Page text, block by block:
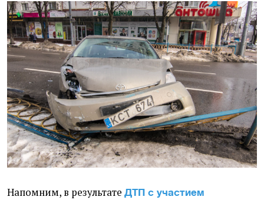
Напомним, в результате ДТП с участием